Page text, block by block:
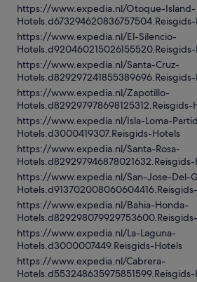
https://www.expedia.nl/Otoque-Island-
https://www.expedia.nl/El-Silencio-
https://www.expedia.nl/Santa-Cruz-
https://www.expedia.nl/Zapotillo-
Hotels.d829297978698125312.Reisgids-
https://www.expedia.nl/Isla-Loma-
Hotels.d3000419307.Reisgids-Hotels
https://www.expedia.nl/Santa-Rosa-
https://www.expedia.nl/San-Jose-Del-
https://www.expedia.nl/Bahia-Honda-
https://www.expedia.nl/La-Laguna-
Hotels.d3000007449.Reisgids-Hotels
https://www.expedia.nl/Cabrera-